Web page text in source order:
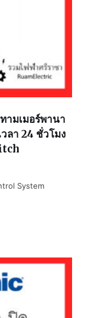
มเมอร์พานา
ลา 24 ชั่วโมง
System